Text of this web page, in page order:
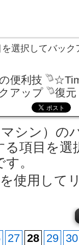
選択してバッ
便利技
アップ
復元
シン）の
る項目を選
。
を使用して
27 28 29 30